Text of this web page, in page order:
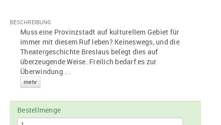
BESCHREIBUNG
Muss eine Provinzstadt auf kulturellem Gebiet für
immer mit diesem Ruf leben? Keineswegs, und die
Theatergeschichte Breslaus belegt dies auf
überzeugende Weise. Freilich bedarf es zur
Überwindung ...
mehr
Bestellmenge